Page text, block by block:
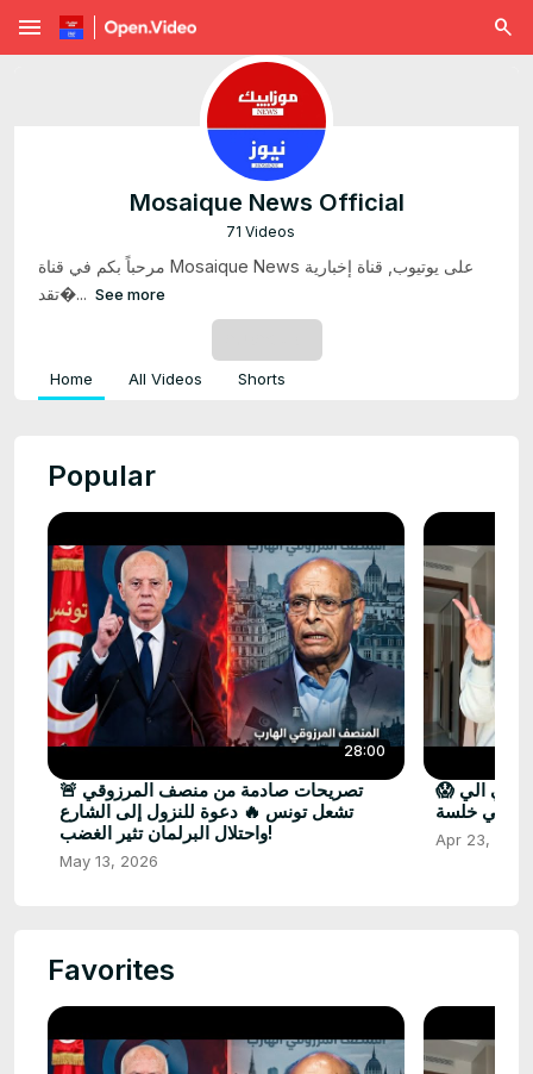
menu
Mosaique News Official
71 Videos
مرحباً بكم في قناة Mosaique News على يوتيوب, قناة إخبارية
تقد�... See more
Home All Videos Shorts
Popular
28:00
🚨 تصريحات صادمة من منصف المرزوقي
تشعل تونس 🔥 دعوة للنزول إلى الشارع
واحتلال البرلمان تثير الغضب!
May 13, 2026
😱 صدمة للجميع.. هروب ضحى العريبي الي
Apr 23, 2026
Favorites